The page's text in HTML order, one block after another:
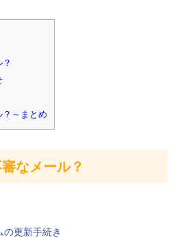
？～まとめ
なメール？
更新手続き